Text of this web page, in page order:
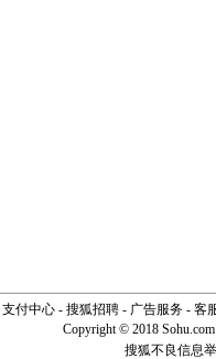
支付中心- 搜狐招聘- 广告服务- 客
Copyright © 2018
搜狐不良信息